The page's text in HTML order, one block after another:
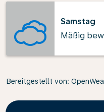
Samstag
Mäßig
Bereitgestellt von: